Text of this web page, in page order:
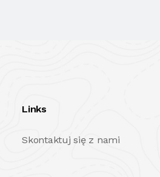
Links
Skontaktuj się z nami